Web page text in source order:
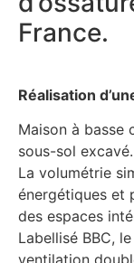
France.
Réalisation
Maison à basse
sous-sol excavé.
La volumétrie
énergétiques et
des espaces
Labellisé BBC,